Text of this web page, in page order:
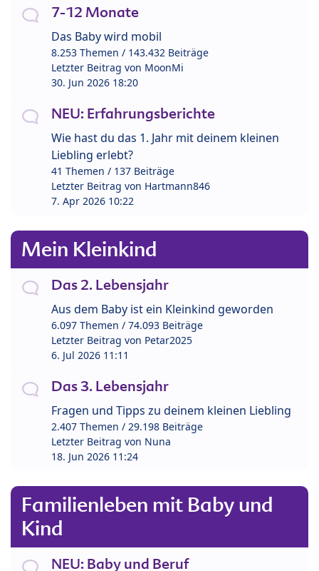
7-12 Monate
Das Baby wird mobil
8.253 Themen / 143.432 Beiträge
Letzter Beitrag von MoonMi
30. Jun 2026 18:20
NEU: Erfahrungsberichte
Wie hast du das 1. Jahr mit deinem kleinen
Liebling erlebt?
41 Themen / 137 Beiträge
Letzter Beitrag von Hartmann846
7. Apr 2026 10:22
Mein Kleinkind
Das 2. Lebensjahr
Aus dem Baby ist ein Kleinkind geworden
6.097 Themen / 74.093 Beiträge
Letzter Beitrag von Petar2025
6. Jul 2026 11:11
Das 3. Lebensjahr
Fragen und Tipps zu deinem kleinen Liebling
2.407 Themen / 29.198 Beiträge
Letzter Beitrag von Nuna
18. Jun 2026 11:24
Familienleben mit Baby und
Kind
NEU: Baby und Beruf